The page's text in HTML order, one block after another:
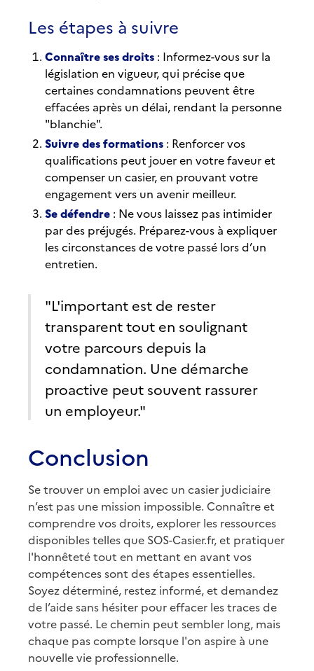
Les étapes à suivre
Connaître ses droits : Informez-vous sur la
législation en vigueur, qui précise que
certaines condamnations peuvent être
effacées après un délai, rendant la personne
"blanchie".
Suivre des formations : Renforcer vos
qualifications peut jouer en votre faveur et
compenser un casier, en prouvant votre
engagement vers un avenir meilleur.
Se défendre : Ne vous laissez pas intimider
par des préjugés. Préparez-vous à expliquer
les circonstances de votre passé lors d’un
entretien.
"L'important est de rester
transparent tout en soulignant
votre parcours depuis la
condamnation. Une démarche
proactive peut souvent rassurer
un employeur."
Conclusion
Se trouver un emploi avec un casier judiciaire
n’est pas une mission impossible. Connaître et
comprendre vos droits, explorer les ressources
disponibles telles que SOS-Casier.fr, et pratiquer
l'honnêteté tout en mettant en avant vos
compétences sont des étapes essentielles.
Soyez déterminé, restez informé, et demandez
de l’aide sans hésiter pour effacer les traces de
votre passé. Le chemin peut sembler long, mais
chaque pas compte lorsque l'on aspire à une
nouvelle vie professionnelle.